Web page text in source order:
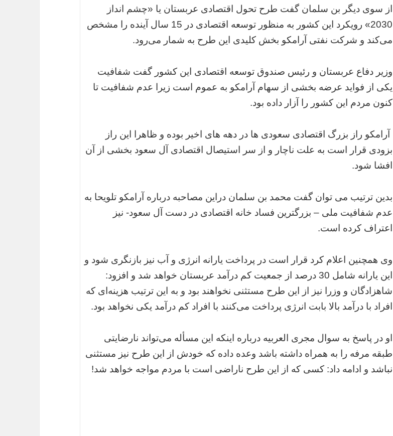
از سوی دیگر بن سلمان گفت طرح تحول اقتصادی عربستان یا «چشم انداز
2030» رویکرد این کشور به منظور توسعه اقتصادی در 15 سال آینده را مشخص
می‌کند و شرکت نفتی آرامکو بخش کلیدی این طرح به شمار می‌رود.
وزیر دفاع عربستان و رئیس صندوق توسعه اقتصادی این کشور گفت شفافیت
یکی از فواید عرضه بخشی از سهام آرامکو به عموم است زیرا عدم شفافیت تا
کنون مردم این کشور را آزار داده بود.
آرامکو راز بزرگ اقتصادی سعودی ها در دهه های اخیر بوده و ظاهرا این راز
بزودی قرار است به علت ناچار و از سر استیصال اقتصادی آل سعود بخشی از آن
افشا شود.
بدین ترتیب می توان گفت محمد بن سلمان دراین مصاحبه درباره آرامکو تلویحا به
عدم شفافیت ملی – بزرگترین فساد خانه اقتصادی در دست آل سعود- نیز
اعتراف کرده است.
وی همچنین اعلام کرد قرار است در پرداخت یارانه انرژی و آب نیز بازنگری شود و
این یارانه شامل 30 درصد از جمعیت کم درآمد عربستان خواهد شد و افزود:
شاهزادگان و وزرا نیز از این طرح مستثنی نخواهند بود و به این ترتیب هزینه‌ای که
افراد با درآمد بالا بابت انرژی پرداخت می‌کنند با افراد کم درآمد یکی نخواهد بود.
او در پاسخ به سوال مجری العربیه درباره اینکه این مسأله می‌تواند نارضایتی
طبقه مرفه را به همراه داشته باشد وعده داده که خودش از این طرح نیز مستثنی
نباشد و ادامه داد: کسی که از این طرح ناراضی است با مردم مواجه خواهد شد!